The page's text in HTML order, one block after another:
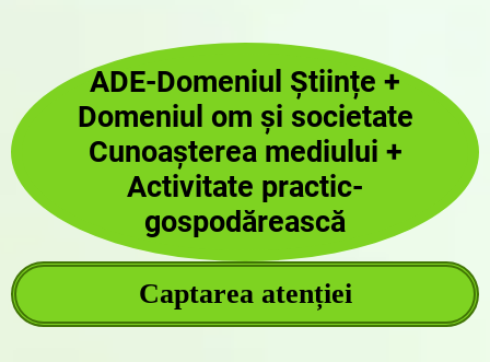
ADE-Domeniul Științe +
Domeniul om și societate
Cunoașterea mediului +
Activitate practic-
gospodărească
Captarea atenției